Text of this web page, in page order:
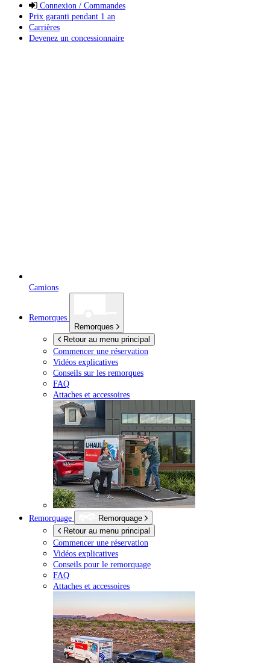
Connexion / Commandes
Prix garanti pendant 1 an
Carrières
Devenez un concessionnaire
Camions
Remorques
Remorques
Retour au menu principal
Commencer une réservation
Vidéos explicatives
Conseils sur les remorques
FAQ
Attaches et accessoires
Remorquage
Remorquage
Retour au menu principal
Commencer une réservation
Vidéos explicatives
Conseils pour le remorquage
FAQ
Attaches et accessoires